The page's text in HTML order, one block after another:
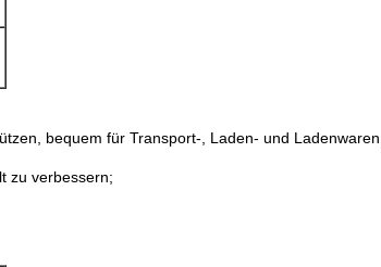
bequem für Transport-, Laden- und
zu verbessern;